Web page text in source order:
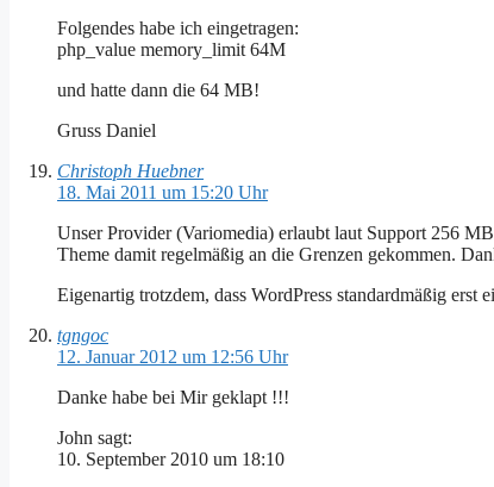
Folgendes habe ich eingetragen:
php_value memory_limit 64M
und hatte dann die 64 MB!
Gruss Daniel
Christoph Huebner
18. Mai 2011 um 15:20 Uhr
Unser Provider (Variomedia) erlaubt laut Support 256
Theme damit regelmäßig an die Grenzen gekommen.
Eigenartig trotzdem, dass WordPress standardmäßig erst
tgngoc
12. Januar 2012 um 12:56 Uhr
Danke habe bei Mir geklapt !!!
John sagt:
10. September 2010 um 18:10